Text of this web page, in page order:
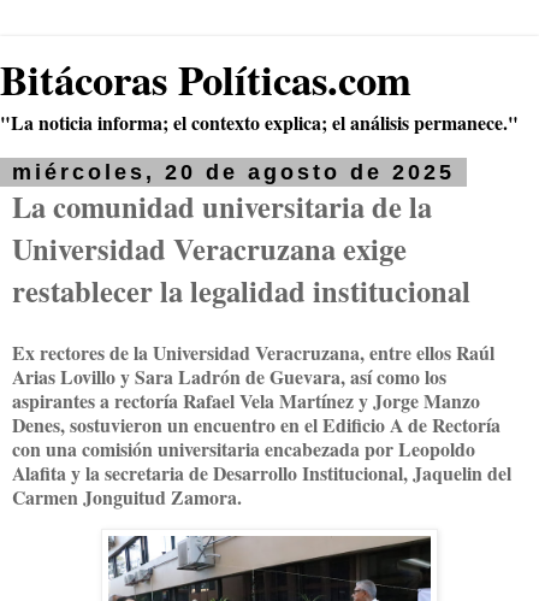
Bitácoras Políticas.com
"La noticia informa; el contexto explica; el análisis permanece."
miércoles, 20 de agosto de 2025
La comunidad universitaria de la
Universidad Veracruzana exige
restablecer la legalidad institucional
Ex rectores de la Universidad Veracruzana, entre ellos Raúl
Arias Lovillo y Sara Ladrón de Guevara, así como los
aspirantes a rectoría Rafael Vela Martínez y Jorge Manzo
Denes, sostuvieron un encuentro en el Edificio A de Rectoría
con una comisión universitaria encabezada por Leopoldo
Alafita y la secretaria de Desarrollo Institucional, Jaquelin del
Carmen Jonguitud Zamora.